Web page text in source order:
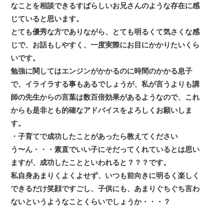
なことを相談できるすばらしいお兄さんのような存在に感
じていると思います。
とても優秀な方でありながら、とても明るくて気さくな感
じで、お話もしやすく、一度実際にお目にかかりたいくら
いです。
勉強に関してはエンジンがかかるのに時間のかかる息子
で、イライラする事もあるでしょうが、私が言うよりも講
師の先生からの言葉は数百倍効果があるようなので、これ
からも是非とも的確なアドバイスをよろしくお願いしま
す。
・子育てで成功したことがあったら教えてください
う〜ん・・・素直でいい子にそだってくれているとは思い
ますが、成功したことといわれると？？？です。
私自身あまりくよくよせず、いつも前向きに明るく楽しく
できるだけ笑顔ですごし、子供にも、あまりぐちぐち言わ
ないというようなことくらいでしょうか・・・？